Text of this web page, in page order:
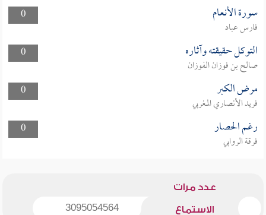
0
سورة الأنعام
فارس عباد
0
التوكل حقيقته وآثاره
صالح بن فوزان الفوزان
0
مرض الكبر
فريد الأنصاري المغربي
0
رغم الحصار
فرقة الروابي
عدد مرات
الاستماع 3095054564